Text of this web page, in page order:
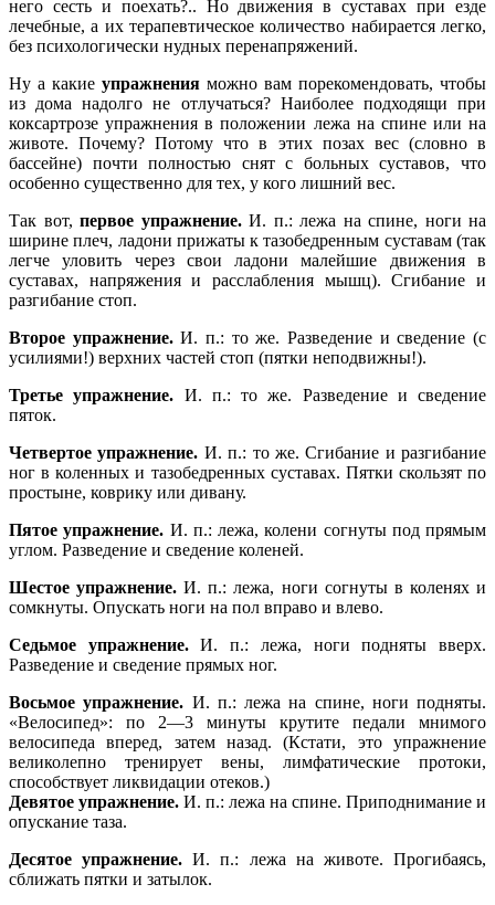
него сесть и поехать?.. Но движения в суставах при езде
лечебные, а их терапевтическое количество набирается легко,
без психологически нудных перенапряжений.
Ну а какие упражнения можно вам порекомендовать, чтобы
из дома надолго не отлучаться? Наиболее подходящи при
коксартрозе упражнения в положении лежа на спине или на
животе. Почему? Потому что в этих позах вес (словно в
бассейне) почти полностью снят с больных суставов, что
особенно существенно для тех, у кого лишний вес.
Так вот, первое упражнение.И. п.: лежа на спине, ноги на
ширине плеч, ладони прижаты к тазобедренным суставам (так
легче уловить через свои ладони малейшие движения в
суставах, напряжения и расслабления мышц). Сгибание и
разгибание стоп.
Второе упражнение.И. п.: то же. Разведение и сведение (с
усилиями!) верхних частей стоп (пятки неподвижны!).
Третье упражнение. И. п.: то же. Разведение и сведение
пяток.
Четвертое упражнение. И. п.: то же. Сгибание и разгибание
ног в коленных и тазобедренных суставах. Пятки скользят по
простыне, коврику или дивану.
Пятое упражнение. И. п.: лежа, колени согнуты под прямым
углом. Разведение и сведение коленей.
Шестое упражнение. И. п.: лежа, ноги согнуты в коленях и
сомкнуты. Опускать ноги на пол вправо и влево.
Седьмое упражнение.И. п.: лежа, ноги подняты вверх.
Разведение и сведение прямых ног.
Восьмое упражнение. И. п.: лежа на спине, ноги подняты.
«Велосипед»: по 2—3 минуты крутите педали мнимого
велосипеда вперед, затем назад. (Кстати, это упражнение
великолепно тренирует вены, лимфатические протоки,
способствует ликвидации отеков.)
Девятое упражнение. И. п.: лежа на спине. Приподнимание и
опускание таза.
Десятое упражнение. И. п.: лежа на животе. Прогибаясь,
сближать пятки и затылок.